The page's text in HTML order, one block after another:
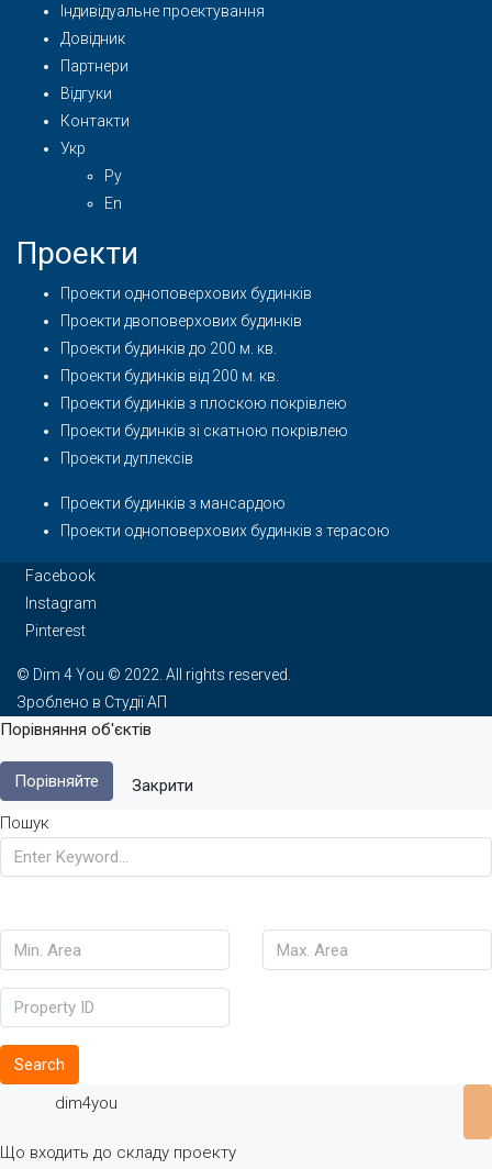
Індивідуальне проектування
Довідник
Партнери
Відгуки
Контакти
Укр
Ру
En
Проекти
Проекти одноповерхових будинків
Проекти двоповерхових будинків
Проекти будинків до 200 м. кв.
Проекти будинків від 200 м. кв.
Проекти будинків з плоскою покрівлею
Проекти будинків зі скатною покрівлею
Проекти дуплексів
Проекти будинків з мансардою
Проекти одноповерхових будинків з терасою
Facebook
Instagram
Pinterest
© Dim 4 You © 2022. All rights reserved.
Зроблено в Студії АП
Порівняння об'єктів
Порівняйте
Закрити
Пошук
Search
dim4you
Що входить до складу проекту